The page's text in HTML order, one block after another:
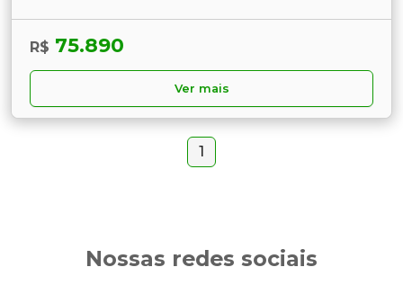
R$ 75.890
Ver mais
1
Nossas redes sociais